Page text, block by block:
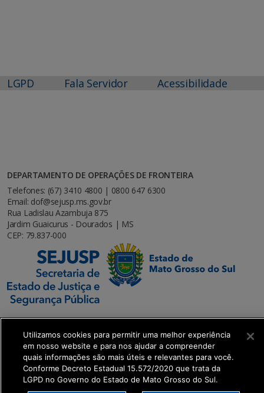
LGPD Fala Servidor Acessibilidade
DEPARTAMENTO DE OPERAÇÕES DE FRONTEIRA
Telefones: (67) 3410 4800 | 0800 647 6300
Email: dof@sejusp.ms.gov.br
Rua Ladislau Azambuja 875
Jardim Guaicurus - Dourados | MS
CEP: 79.837-000
SETDIG | Secretaria-Executiva de Transformação
Digital
Utilizamos cookies para permitir uma melhor experiência
em nosso website e para nos ajudar a compreender
quais informações são mais úteis e relevantes para você.
Conforme Decreto Estadual 15.572/2020 que trata da
LGPD no Governo do Estado de Mato Grosso do Sul.